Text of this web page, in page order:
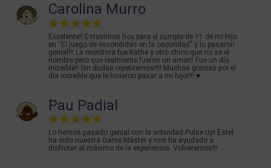
Carolina Murro
Excelente!! Estuvimos hoy para el cumple de 11 de mi hijo
en “El juego de escondidas en la oscuridad” y lo pasaron
genial!!! La monitora fue Kathe y otro chico que no se el
nombre pero que realmente fueron un amor!! Fue un día
increíble!! Sin dudas repetiremos!!!! Muchas gracias por el
día increíble que le hicieron pasar a mi hijo!!!! ♥️
Pau Padial
Lo hemos pasado genial con la actividad Pulse Up! Estel
ha sido nuestra Game Máster y nos ha ayudado a
disfrutar al máximo de la experiencia. Volveremos!!!